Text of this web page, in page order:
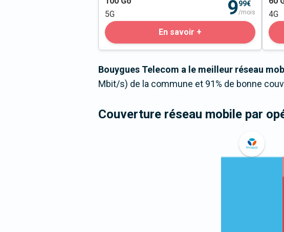
5G
999€
/mois
En savoir +
4G
Bouygues Telecom a le meilleur réseau
Mbit/s) de la commune et 91% de bonne
Couverture réseau mobile par